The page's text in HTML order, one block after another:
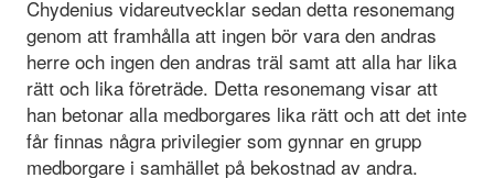
Chydenius vidareutvecklar sedan detta resonemang
genom att framhålla att ingen bör vara den andras
herre och ingen den andras träl samt att alla har lika
rätt och lika företräde. Detta resonemang visar att
han betonar alla medborgares lika rätt och att det inte
får finnas några privilegier som gynnar en grupp
medborgare i samhället på bekostnad av andra.